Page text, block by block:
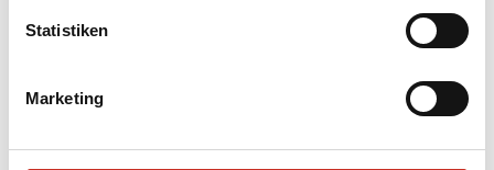
Statistiken
Marketing
Wolfgang Amadeus Mozart